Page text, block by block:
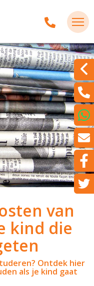
van
kind die
Ontdek hier
als je kind gaat